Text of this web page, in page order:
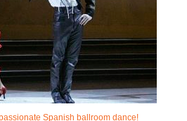
Spanish ballroom dance!